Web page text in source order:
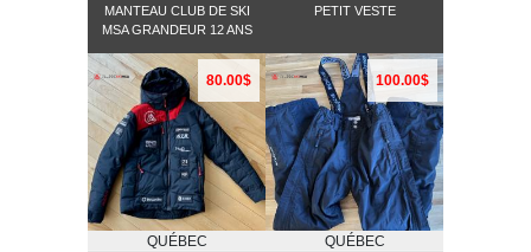
MANTEAU CLUB DE SKI
MSA GRANDEUR 12 ANS
PETIT VESTE
80.00$
QUÉBEC
100.00$
QUÉBEC